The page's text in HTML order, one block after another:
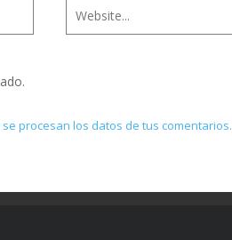
procesan los datos de tus comentarios.